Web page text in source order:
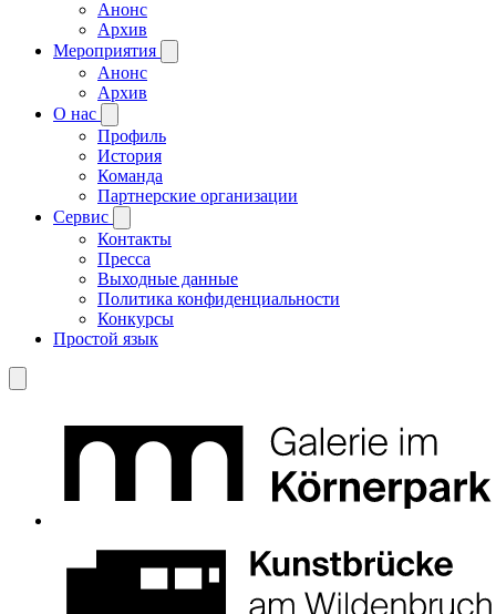
Анонс
Архив
Мероприятия
Анонс
Архив
О нас
Профиль
История
Команда
Партнерские организации
Сервис
Контакты
Пресса
Выходные данные
Политика конфиденциальности
Конкурсы
Простой язык